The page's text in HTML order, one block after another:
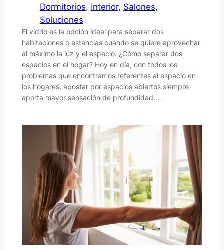
Dormitorios, Interior, Salones
Soluciones
El vidrio es la opción ideal para separar dos
habitaciones o estancias cuando se quiere aprovechar
al máximo la luz y el espacio. ¿Cómo separar dos
espacios en el hogar? Hoy en día, con todos los
problemas que encontramos referentes al espacio en
los hogares, apostar por espacios abiertos siempre
aporta mayor sensación de profundidad.…